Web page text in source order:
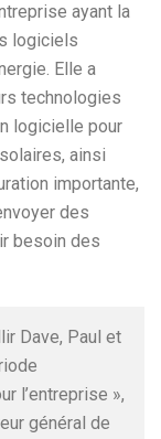
ayant la
logiciels
Elle a
technologies
logicielle pour
ainsi
importante,
des
besoin des
Dave, Paul et
l’entreprise »,
général de